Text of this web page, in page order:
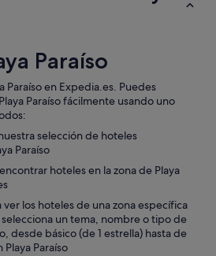
Paraíso
Paraíso en Expedia.es. Puedes
Paraíso fácilmente usando uno
selección de hoteles
Paraíso
hoteles en la zona de Playa
ver los hoteles de una zona específica
selecciona un tema, nombre o tipo de
desde básico (de 1 estrella) hasta de
Playa Paraíso